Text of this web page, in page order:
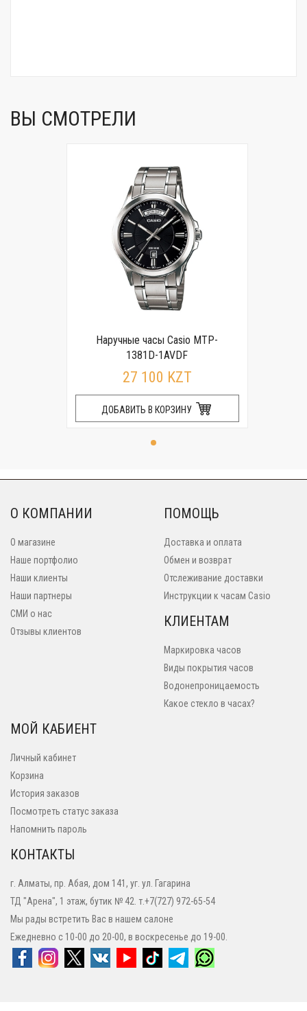
ВЫ СМОТРЕЛИ
Наручные часы Casio MTP-
1381D-1AVDF
27 100 KZT
ДОБАВИТЬ В КОРЗИНУ
О КОМПАНИИ
О магазине
Наше портфолио
Наши клиенты
Наши партнеры
СМИ о нас
Отзывы клиентов
ПОМОЩЬ
Доставка и оплата
Обмен и возврат
Отслеживание доставки
Инструкции к часам Casio
КЛИЕНТАМ
Маркировка часов
Виды покрытия часов
Водонепроницаемость
Какое стекло в часах?
МОЙ КАБИЕНТ
Личный кабинет
Корзина
История заказов
Посмотреть статус заказа
Напомнить пароль
КОНТАКТЫ
г. Алматы, пр. Абая, дом 141, уг. ул. Гагарина
ТД "Арена", 1 этаж, бутик № 42. т.+7(727) 972-65-54
Мы рады встретить Вас в нашем салоне
Ежедневно с 10-00 до 20-00, в воскресенье до 19-00.